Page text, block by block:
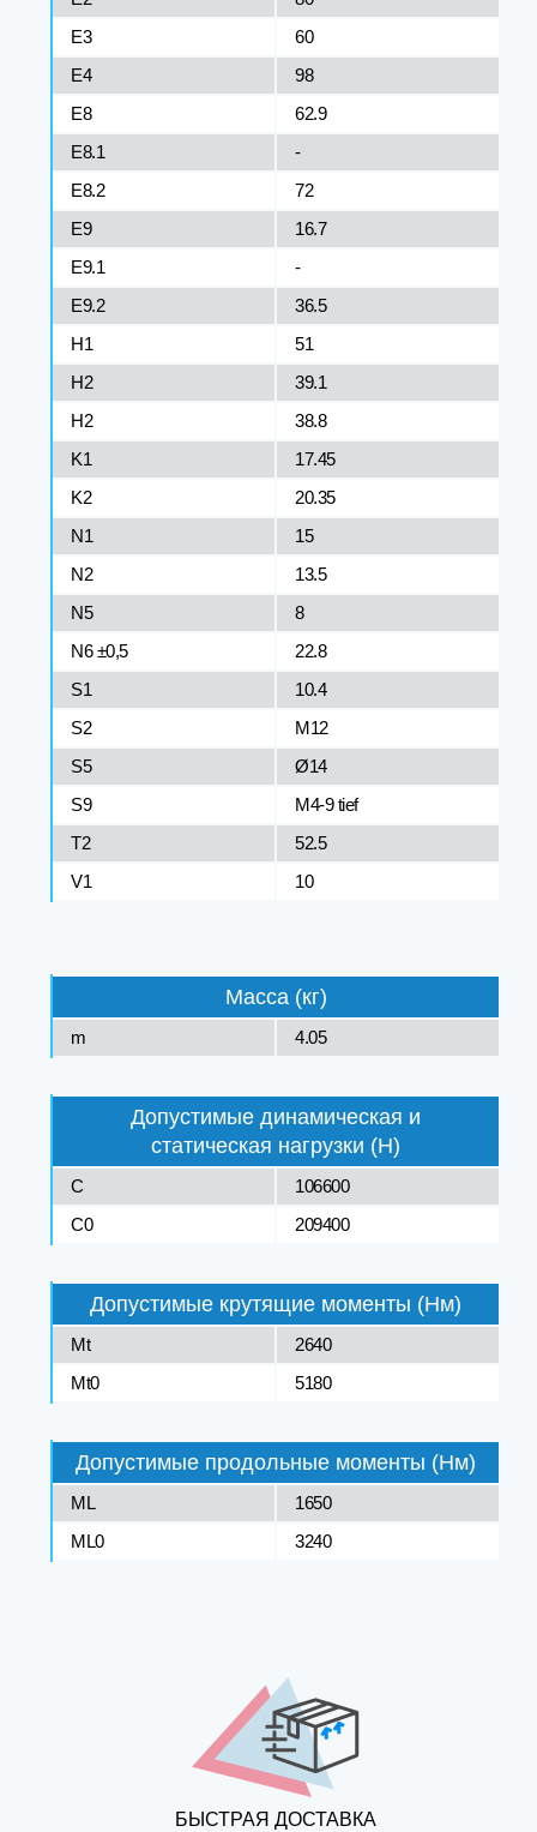
E3
60
Е4
98
E8
62.9
Е8.1
-
E8.2
72
Е9
16.7
E9.1
-
E9.2
36.5
H1
51
H2
39.1
H2
38.8
K1
17.45
K2
20.35
N1
15
N2
13.5
N5
8
N6 ±0,5
22.8
S1
10.4
S2
M12
S5
Ø14
S9
M4-9 tief
T2
52.5
V1
10
Масса (кг)
m 4.05
Допустимые динамическая и
статическая нагрузки (Н)
C
106600
C0
209400
Допустимые крутящие моменты (Нм)
Mt
2640
Mt0
5180
Допустимые продольные моменты (Нм)
ML
1650
ML0
3240
БЫСТРАЯ ДОСТАВКА